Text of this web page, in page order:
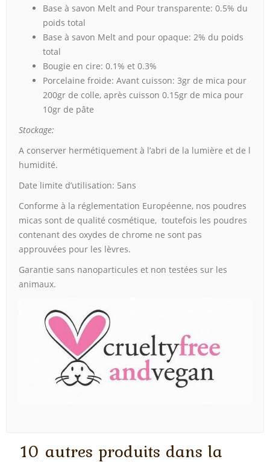
Base à savon Melt and Pour transparente: 0.5% du
poids total
Base à savon Melt and pour opaque: 2% du poids
total
Bougie en cire: 0.1% et 0.3%
Porcelaine froide: Avant cuisson: 3gr de mica pour
200gr de colle, après cuisson 0.15gr de mica pour
10gr de pâte
Stockage:
A conserver hermétiquement à l’abri de la lumière et de l
humidité.
Date limite d’utilisation: 5ans
Conforme à la réglementation Européenne, nos poudres
micas sont de qualité cosmétique, toutefois les poudres
contenant des oxydes de chrome ne sont pas
approuvées pour les lèvres.
Garantie sans nanoparticules et non testées sur les
animaux.
10 autres produits dans la